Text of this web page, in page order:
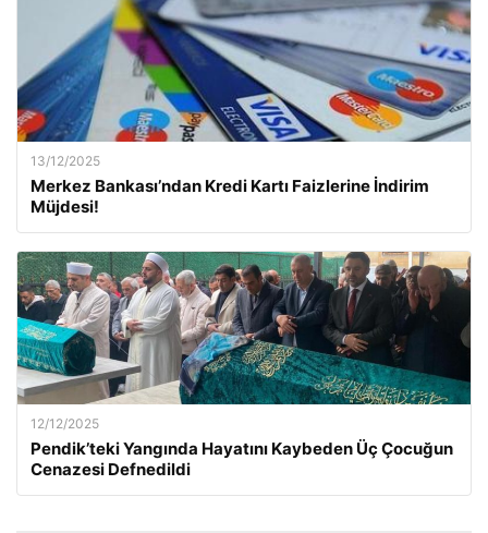
13/12/2025
Merkez Bankası’ndan Kredi Kartı Faizlerine İndirim
Müjdesi!
12/12/2025
Pendik’teki Yangında Hayatını Kaybeden Üç Çocuğun
Cenazesi Defnedildi